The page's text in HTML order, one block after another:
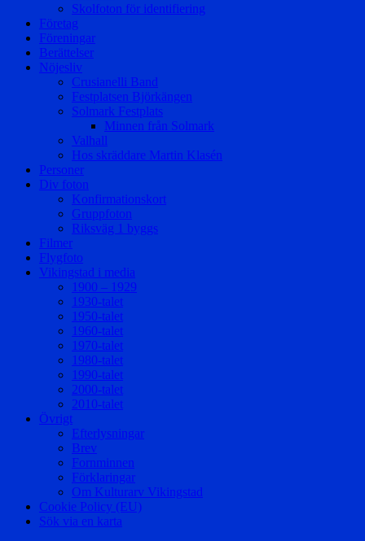
Skolfoton för identifiering
Företag
Föreningar
Berättelser
Nöjesliv
Crusianelli Band
Festplatsen Björkängen
Solmark Festplats
Minnen från Solmark
Valhall
Hos skräddare Martin Klasén
Personer
Div foton
Konfirmationskort
Gruppfoton
Riksväg 1 byggs
Filmer
Flygfoto
Vikingstad i media
1900 – 1929
1930-talet
1950-talet
1960-talet
1970-talet
1980-talet
1990-talet
2000-talet
2010-talet
Övrigt
Efterlysningar
Brev
Fornminnen
Förklaringar
Om Kulturarv Vikingstad
Cookie Policy (EU)
Sök via en karta